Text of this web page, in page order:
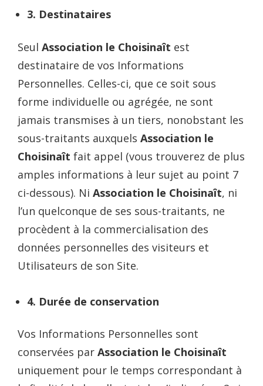
3. Destinataires
Seul Association le Choisinaît est
destinataire de vos Informations
Personnelles. Celles-ci, que ce soit sous
forme individuelle ou agrégée, ne sont
jamais transmises à un tiers, nonobstant les
sous-traitants auxquels Association le
Choisinaît fait appel (vous trouverez de plus
amples informations à leur sujet au point 7
ci-dessous). Ni Association le Choisinaît, ni
l’un quelconque de ses sous-traitants, ne
procèdent à la commercialisation des
données personnelles des visiteurs et
Utilisateurs de son Site.
4. Durée de conservation
Vos Informations Personnelles sont
conservées par Association le Choisinaît
uniquement pour le temps correspondant à